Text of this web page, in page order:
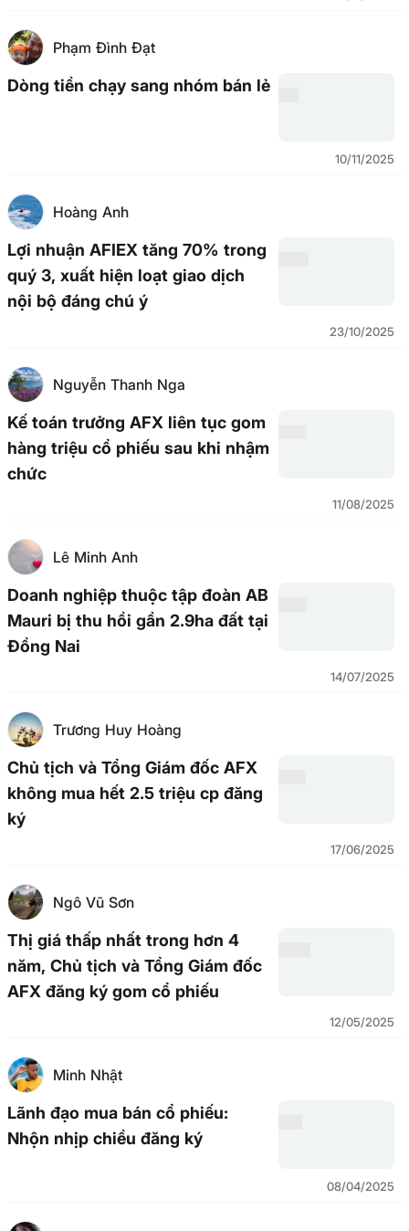
Phạm Đình Đạt
Dòng tiền chạy sang nhóm bán lẻ
10/11/2025
Hoàng Anh
Lợi nhuận AFIEX tăng 70% trong
quý 3, xuất hiện loạt giao dịch
nội bộ đáng chú ý
23/10/2025
Nguyễn Thanh Nga
Kế toán trưởng AFX liên tục gom
hàng triệu cổ phiếu sau khi nhậm
chức
11/08/2025
Lê Minh Anh
Doanh nghiệp thuộc tập đoàn AB
Mauri bị thu hồi gần 2.9ha đất tại
Đồng Nai
14/07/2025
Trương Huy Hoàng
Chủ tịch và Tổng Giám đốc AFX
không mua hết 2.5 triệu cp đăng
ký
17/06/2025
Ngô Vũ Sơn
Thị giá thấp nhất trong hơn 4
năm, Chủ tịch và Tổng Giám đốc
AFX đăng ký gom cổ phiếu
12/05/2025
Minh Nhật
Lãnh đạo mua bán cổ phiếu:
Nhộn nhịp chiều đăng ký
08/04/2025